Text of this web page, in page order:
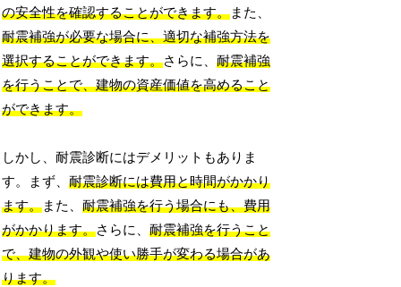
の安全性を確認することができます。また、
耐震補強が必要な場合に、適切な補強方法を
選択することができます。さらに、耐震補強
を行うことで、建物の資産価値を高めること
ができます。
しかし、耐震診断にはデメリットもありま
す。まず、耐震診断には費用と時間がかかり
ます。また、耐震補強を行う場合にも、費用
がかかります。さらに、耐震補強を行うこと
で、建物の外観や使い勝手が変わる場合があ
ります。